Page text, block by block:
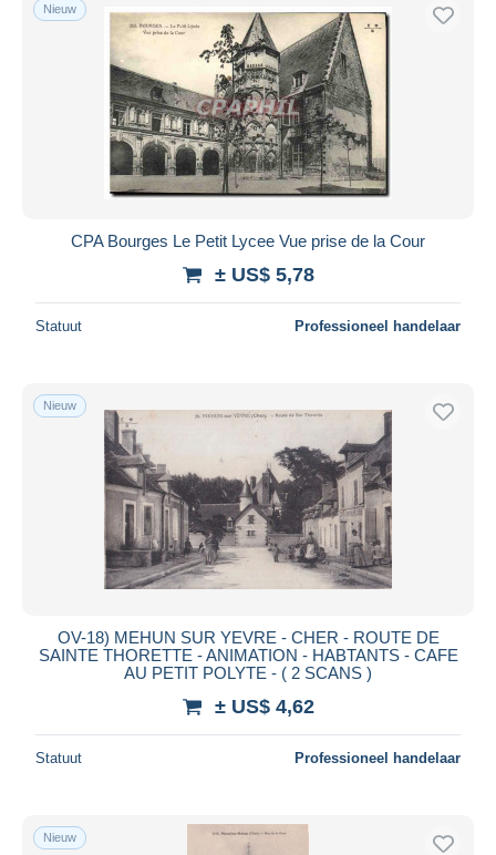
Nieuw
CPA Bourges Le Petit Lycee Vue prise de la Cour
± US$ 5,78
Statuut Professioneel handelaar
Nieuw
OV-18) MEHUN SUR YEVRE - CHER - ROUTE DE
SAINTE THORETTE - ANIMATION - HABTANTS - CAFE
AU PETIT POLYTE - ( 2 SCANS )
± US$ 4,62
Statuut Professioneel handelaar
Nieuw